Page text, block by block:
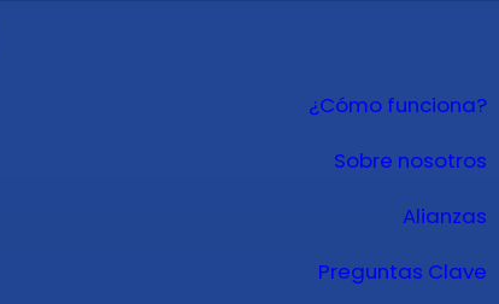
¿Cómo funciona?
Sobre nosotros
Alianzas
Preguntas Clave